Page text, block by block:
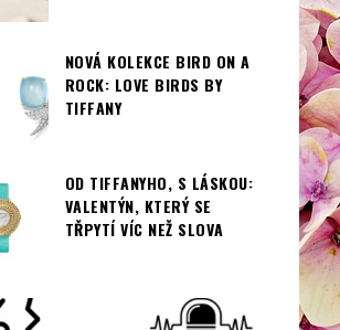
NOVÁ KOLEKCE BIRD ON A
ROCK: LOVE BIRDS BY
TIFFANY
OD TIFFANYHO, S LÁSKOU:
VALENTÝN, KTERÝ SE
TŘPYTÍ VÍC NEŽ SLOVA